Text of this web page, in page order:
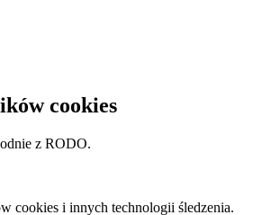
cookies
z RODO.
cookies i innych technologii śledzenia.